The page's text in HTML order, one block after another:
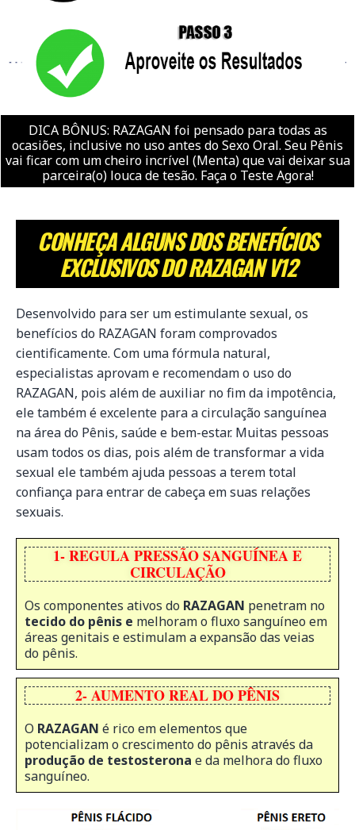
DICA BÔNUS: RAZAGAN foi pensado para todas as
ocasiões, inclusive no uso antes do Sexo Oral. Seu Pênis
vai ficar com um cheiro incrível (Menta) que vai deixar sua
parceira(o) louca de tesão. Faça o Teste Agora!
CONHEÇA ALGUNS DOS BENEFÍCIOS
EXCLUSIVOS DO RAZAGAN V12
Desenvolvido para ser um estimulante sexual, os
benefícios do RAZAGAN foram comprovados
cientificamente. Com uma fórmula natural,
especialistas aprovam e recomendam o uso do
RAZAGAN, pois além de auxiliar no fim da impotência,
ele também é excelente para a circulação sanguínea
na área do Pênis, saúde e bem-estar. Muitas pessoas
usam todos os dias, pois além de transformar a vida
sexual ele também ajuda pessoas a terem total
confiança para entrar de cabeça em suas relações
sexuais.
1- REGULA PRESSÃO SANGUÍNEA E
CIRCULAÇÃO
Os componentes ativos do RAZAGAN penetram no
tecido do pênis e melhoram o fluxo sanguíneo em
áreas genitais e estimulam a expansão das veias
do pênis.
2- AUMENTO REAL DO PÊNIS
O RAZAGAN é rico em elementos que
potencializam o crescimento do pênis através da
produção de testosterona e da melhora do fluxo
sanguíneo.